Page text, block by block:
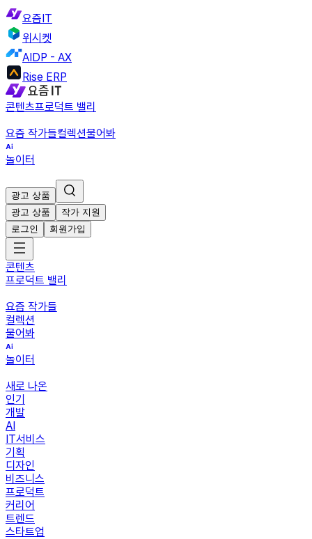
요즘IT
위시켓
AIDP - AX
Rise ERP
콘텐츠프로덕트 밸리
요즘 작가들컬렉션물어봐
놀이터
광고 상품
광고 상품
작가 지원
로그인
회원가입
콘텐츠
프로덕트 밸리
요즘 작가들
컬렉션
물어봐
놀이터
새로 나온
인기
개발
AI
IT서비스
기획
디자인
비즈니스
프로덕트
커리어
트렌드
스타트업